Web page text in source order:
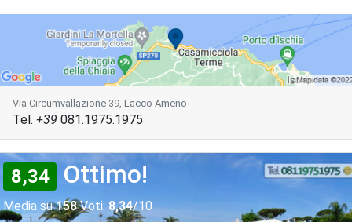
Via Circumvallazione 39, Lacco Ameno
Tel. +39 081.1975.1975
8,34 Ottimo!
Media su158Voti: 8,34/10